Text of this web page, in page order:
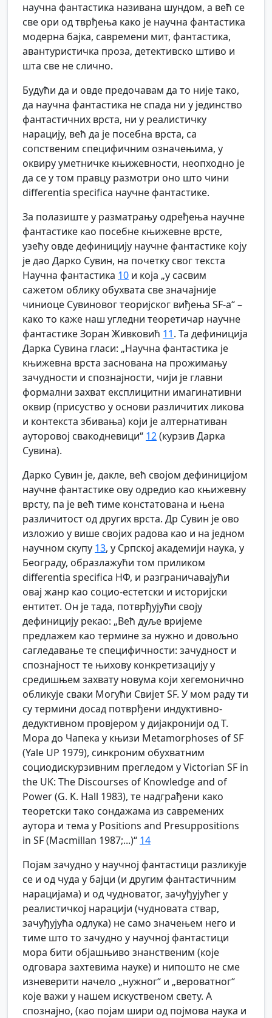
научна фантастика називана шундом, а већ се
све ори од тврђења како је научна фантастика
модерна бајка, савремени мит, фантастика,
авантуристичка проза, детективско штиво и
шта све не слично.
Будући да и овде предочавам да то није тако,
да научна фантастика не спада ни у јединство
фантастичних врста, ни у реалистичку
нарацију, већ да је посебна врста, са
сопственим специфичним означењима, у
оквиру уметничке књижевности, неопходно је
да се у том правцу размотри оно што чини
differentia specifica научне фантастике.
За полазиште у разматрању одређења научне
фантастике као посебне књижевне врсте,
узећу овде дефиницију научне фантастике коју
је дао Дарко Сувин, на почетку свог текста
Научна фантастика 10 и која „у сасвим
сажетом облику обухвата све значајније
чиниоце Сувиновог теоријског виђења SF-а“ –
како то каже наш угледни теоретичар научне
фантастике Зоран Живковић 11. Та дефиниција
Дарка Сувина гласи: „Научна фантастика је
књижевна врста заснована на прожимању
зачудности и спознајности, чији је главни
формални захват експлицитни имагинативни
оквир (присуство у основи различитих ликова
и контекста збивања) који је алтернативан
ауторовој свакодневици“ 12(курзив Дарка
Сувина).
Дарко Сувин је, дакле, већ својом дефиницијом
научне фантастике ову одредио као књижевну
врсту, па је већ тиме констатована и њена
различитост од других врста. Др Сувин је ово
изложио у више својих радова као и на једном
научном скупу 13, у Српској академији наука, у
Београду, образлажући том приликом
differentia specifica НФ, и разграничавајући
овај жанр као социо-естетски и историјски
ентитет. Он је тада, потврђујући своју
дефиницију рекао: „Већ дуље вријеме
предлажем као термине за нужно и довољно
сагледавање те специфичности: зачудност и
спознајност те њихову конкретизацију у
средишњем захвату новума који хегемонично
обликује сваки Могући Свијет SF. У мом раду ти
су термини досад потврђени индуктивно-
дедуктивном провјером у дијакронији од Т.
Мора до Чапека у књизи Metamorphoses of SF
(Yale UP 1979), синкроним обухватним
социодискурзивним прегледом у Victorian SF in
the UK: The Discourses of Knowledge and of
Power (G. K. Hall 1983), те надграђени како
теоретски тако сондажама из савремених
аутора и тема у Positions and Presuppositions
in SF (Macmillan 1987;...)“ 14
Појам зачудно у научној фантастици разликује
се и од чуда у бајци (и другим фантастичним
нарацијама) и од чудноватог, зачуђујућег у
реалистичкој нарацији (чудновата ствар,
зачуђујућа одлука) не само значењем него и
тиме што то зачудно у научној фантастици
мора бити објашњиво знанственим (које
одговара захтевима науке) и нипошто не сме
изневерити начело „нужног“ и „вероватног“
које важи у нашем искуственом свету. А
спознајно, (као појам шири од појмова наука и